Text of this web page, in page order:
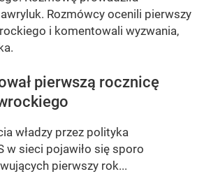
Rozmówcy ocenili pierwszy
i komentowali wyzwania,
pierwszą rocznicę
władzy przez polityka
w sieci pojawiło się sporo
pierwszy rok...